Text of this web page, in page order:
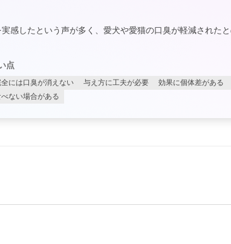
感したという声が多く、愛犬や愛猫の口臭が軽減された
点
には口臭が消えない 与え方に工夫が必要 効果に個体差がある
ない場合がある